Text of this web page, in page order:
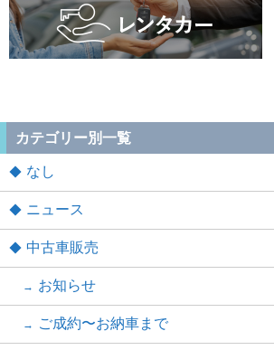
カテゴリー別一覧
なし
ニュース
中古車販売
お知らせ
ご成約〜お納車まで